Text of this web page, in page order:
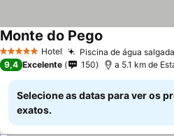
5 Estrelas Hotel Piscina de água
Monte do Pego
9,4 Excelente 150 a 5.1 km de
Selecione as datas para ver os
exatos.